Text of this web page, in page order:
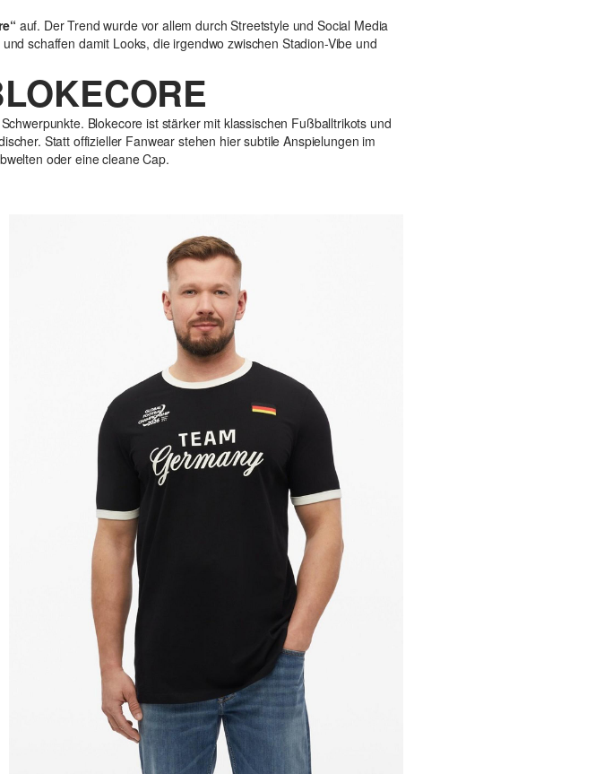
auf. Der Trend wurde vor allem durch Streetstyle und Social Media
schaffen damit Looks, die irgendwo zwischen Stadion-Vibe und
Blokecore ist stärker mit klassischen Fußballtrikots und
Statt offizieller Fanwear stehen hier subtile Anspielungen im
oder eine cleane Cap.